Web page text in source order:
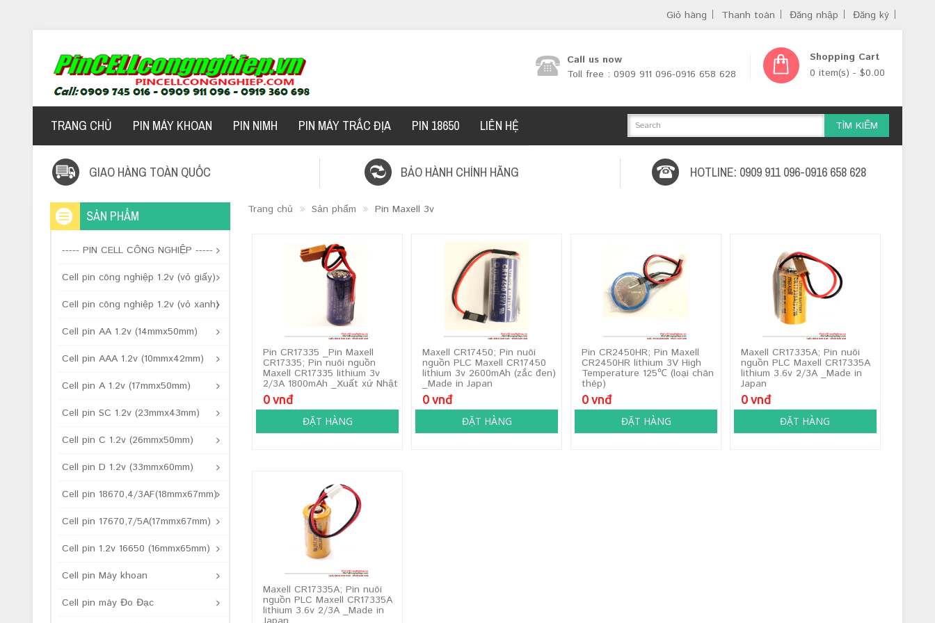
Giỏ hàng Thanh toán Đăng nhập Đăng ký
Call us now
Toll free : 0909 911 096-0916 658 628
Shopping Cart
0 item(s) - $0.00
TÌM KIẾM
TRANG CHỦ PIN MÁY KHOAN PIN NIMH PIN MÁY TRẮC ĐỊA PIN 18650 LIÊN HỆ
GIAO HÀNG TOÀN QUỐC BẢO HÀNH CHÍNH HÃNG HOTLINE: 0909 911 096-0916 658 628
SẢN PHẨM
----- PIN CELL CÔNG NGHIỆP -----
Cell pin công nghiệp 1.2v (vỏ giấy)
Cell pin công nghiệp 1.2v (vỏ xanh)
Cell pin AA 1.2v (14mmx50mm)
Cell pin AAA 1.2v (10mmx42mm)
Cell pin A 1.2v (17mmx50mm)
Cell pin SC 1.2v (23mmx43mm)
Cell pin C 1.2v (26mmx50mm)
Cell pin D 1.2v (33mmx60mm)
Cell pin 18670,4/3AF(18mmx67mm)
Cell pin 17670,7/5A(17mmx67mm)
Cell pin 1.2v 16650 (16mmx65mm)
Cell pin Máy khoan
Cell pin máy Đo Đạc
Trang chủ Sản phẩm Pin Maxell 3v
Pin CR17335 _Pin Maxell
CR17335; Pin nuôi nguồn
Maxell CR17335 lithium 3v
2/3A 1800mAh _Xuất xứ Nhật
0 vnđ
ĐẶT HÀNG
Maxell CR17450; Pin nuôi
nguồn PLC Maxell CR17450
lithium 3v 2600mAh (zắc đen)
_Made in Japan
0 vnđ
ĐẶT HÀNG
Pin CR2450HR; Pin Maxell
CR2450HR lithium 3V High
Temperature 125℃ (loại chân
thép)
0 vnđ
ĐẶT HÀNG
Maxell CR17335A; Pin nuôi
nguồn PLC Maxell CR17335A
lithium 3.6v 2/3A _Made in
Japan
0 vnđ
ĐẶT HÀNG
Maxell CR17335A; Pin nuôi
nguồn PLC Maxell CR17335A
lithium 3.6v 2/3A _Made in